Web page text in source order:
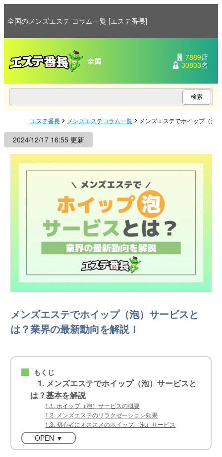
全国のメンズエステ コラム一覧 [エステ番長]
全国 7889店
30803名
エステ番長 メンズエステコラム一覧 メンズエステでホイップ（泡
2024/12/17 16:55 更新
メンズエステでホイップ（泡）サービスと
は？業界の最新動向を解説！
■ もくじ
1. メンズエステでホイップ（泡）サービスと
は？基本を解説
1.1. ホイップ（泡）サービスの概要
1.2. メンズエステのリラクゼーション効果
1.3. 初心者にオススメのホイップ（泡）サービス
OPEN ▼